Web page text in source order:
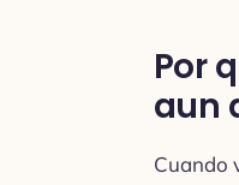
Por
aun
Cuando